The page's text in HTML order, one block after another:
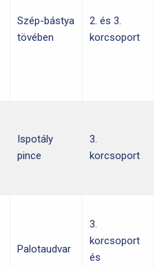
Szép-bástya
tövében
2. és 3.
korcsoport
Ispotály
pince
3.
korcsoport
Palotaudvar
3.
korcsoport
és